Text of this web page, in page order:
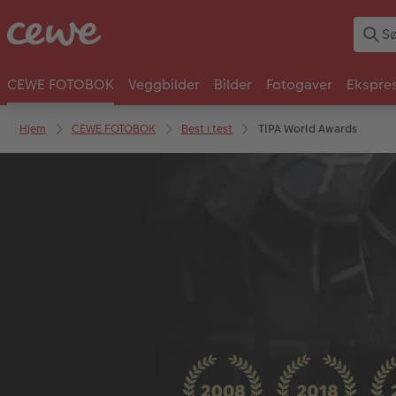
CEWE FOTOBOK Veggbilder Bilder Fotogaver
Hjem CEWE FOTOBOK Best i test TIPA World Awards